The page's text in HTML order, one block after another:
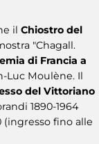
il Chiostro del
"Chagall.
di Francia a
Luc Moulène. Il
del Vittoriano
1890-1964
(ingresso fino alle